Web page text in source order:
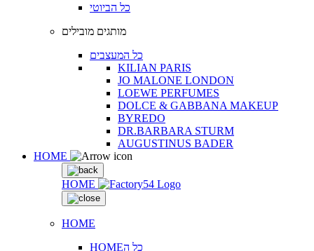
כל הביוטי
מותגים מובילים
כל המעצבים
KILIAN PARIS
JO MALONE LONDON
LOEWE PERFUMES
DOLCE & GABBANA MAKEUP
BYREDO
DR.BARBARA STURM
AUGUSTINUS BADER
HOME
HOME
HOME
HOMEכל ה